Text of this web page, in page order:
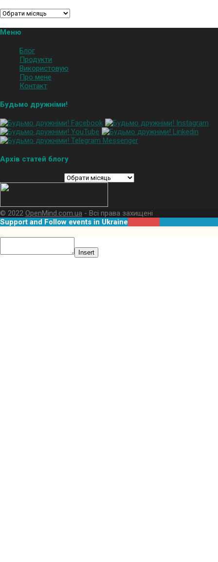
Меню
Блог
Продукти
Використовую
Про мене
Контакт
Будьмо дружніми!
Архів статей блогу
© 2022 OpenMind.com.ua - Всі права захищені
Support and Follow events in Ukraine
Insert